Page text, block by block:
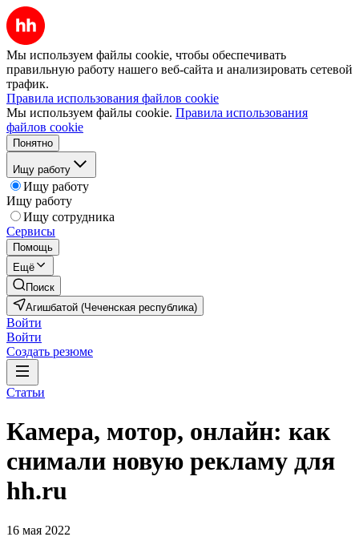
Мы используем файлы cookie, чтобы обеспечивать
правильную работу нашего веб-сайта и анализировать сетевой
трафик.
Правила использования файлов cookie
Мы используем файлы cookie. Правила использования
файлов cookie
Понятно
Ищу работу
Ищу работу
Ищу работу
Ищу сотрудника
Сервисы
Помощь
Ещё
Поиск
Агишбатой (Чеченская республика)
Войти
Войти
Создать резюме
Статьи
Камера, мотор, онлайн: как
снимали новую рекламу для
hh.ru
16 мая 2022